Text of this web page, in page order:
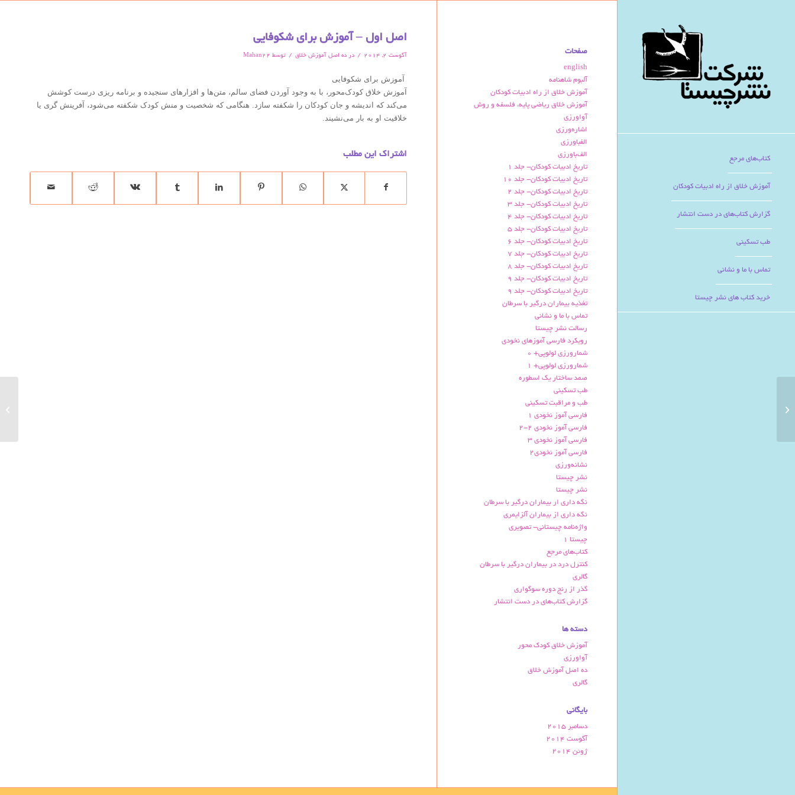
کتاب‌های مرجع
آموزش خلاق از راه ادبیات کودکان
گزارش کتاب‌های در دست انتشار
طب تسکینی
تماس با ما و نشانی
خرید کتاب های نشر چیستا
اصل اول – آموزش برای شکوفایی
آگوست 2, 2014 / در ده اصل آموزش خلاق / توسط Mahan22
آموزش برای شکوفایی
آموزش خلاق کودک‌محور، با به وجود آوردن فضای سالم، متن‌ها و افزارهای سنجیده و برنامه ریزی درست کوشش
می‌کند که اندیشه و جان کودکان را شکفته سازد. هنگامی که شخصیت و منش کودک شکفته می‌شود،‌ آفرینش گری یا
خلاقیت او به بار می‌نشیند.
اشتراک این مطلب
صفحات
english
آلبوم شاهنامه
آموزش خلاق از راه ادبیات کودکان
آموزش خلاق ریاضی پایه، فلسفه و روش
آواورزی
اشاره‌ورزی
الفباورزی
الف‌باورزی
تاریخ ادبیات کودکان- جلد 1
تاریخ ادبیات کودکان- جلد 10
تاریخ ادبیات کودکان- جلد 2
تاریخ ادبیات کودکان- جلد 3
تاریخ ادبیات کودکان- جلد 4
تاریخ ادبیات کودکان- جلد 5
تاریخ ادبیات کودکان- جلد 6
تاریخ ادبیات کودکان- جلد 7
تاریخ ادبیات کودکان- جلد 8
تاریخ ادبیات کودکان- جلد 9
تاریخ ادبیات کودکان- جلد 9
تغذیه بیماران درگیر با سرطان
تماس با ما و نشانی
رسالت نشر چیستا
رویکرد فارسی آموزهای نخودی
شمارورزی لولوپی+ 0
شمارورزی لولوپی+ 1
صمد ساختار یک اسطوره
طب تسکینی
طب و مراقبت تسکینی
فارسی آموز نخودی 1
فارسی آموز نخودی 2-2
فارسی آموز نخودی 3
فارسی آموز نخودی2
نشانه‌ورزی
نشر چیستا
نشر چیستا
نگه داری ار بیماران درگیر با سرطان
نگه داری از بیماران آلزایمری
واژه‌نامه چیستانی- تصویری
چیستا 1
کتاب‌های مرجع
کنترل درد در بیماران درگیر با سرطان
گالری
گذر از رنج دوره سوگواری
گزارش کتاب‌های در دست انتشار
دسته ها
آموزش خلاق کودک محور
آواورزی
ده اصل آموزش خلاق
گالری
بایگانی
دسامبر 2015
آگوست 2014
ژوئن 2014
اصل دوم – آموزش برای بازی و شادی